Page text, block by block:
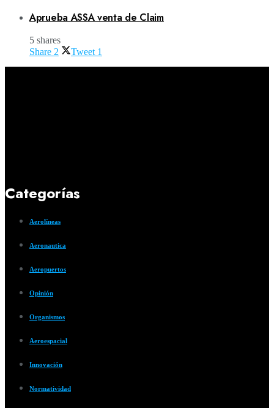
Aprueba ASSA venta de Claim
5 shares
Share 2 Tweet 1
Categorías
Aerolíneas
Aeronautica
Aeropuertos
Opinión
Organismos
Aeroespacial
Innovación
Normatividad